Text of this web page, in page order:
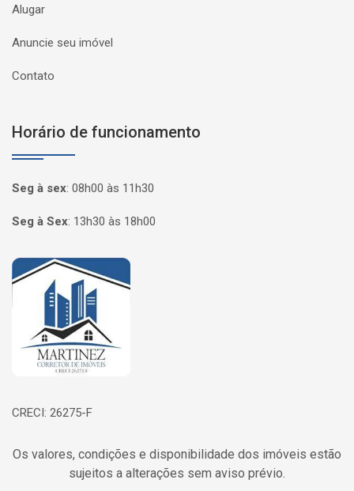
Alugar
Anuncie seu imóvel
Contato
Horário de funcionamento
Seg à sex: 08h00 às 11h30
Seg à Sex: 13h30 às 18h00
Página inicial
CRECI: 26275-F
Os valores, condições e disponibilidade dos imóveis estão
sujeitos a alterações sem aviso prévio.